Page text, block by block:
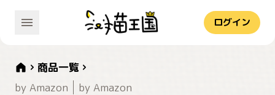
ログイン
商品一覧
by Amazon
by Amazon